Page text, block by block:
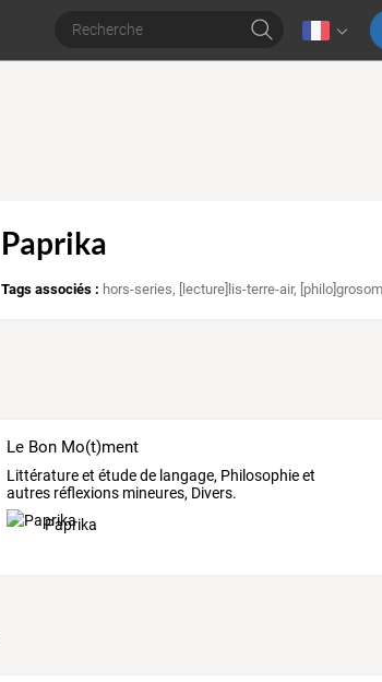
Paprika
Tags associés : hors-series, [lecture]lis-terre-air,
Le Bon Mo(t)ment
Littérature et étude de langage, Philosophie et
autres réflexions mineures, Divers.
Paprika